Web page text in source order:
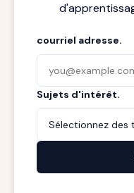
courriel adresse.
Sujets d'intérêt.
Sélectionnez des